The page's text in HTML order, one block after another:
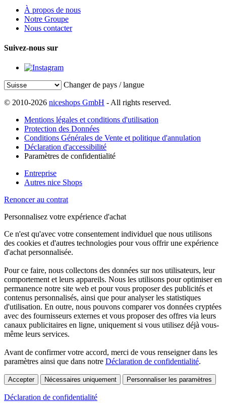
À propos de nous
Notre Groupe
Nous contacter
Suivez-nous sur
Changer de pays / langue
© 2010-2026 niceshops GmbH - All rights reserved.
Mentions légales et conditions d'utilisation
Protection des Données
Conditions Générales de Vente et politique d'annulation
Déclaration d'accessibilité
Paramètres de confidentialité
Entreprise
Autres nice Shops
Renoncer au contrat
Personnalisez votre expérience d'achat
Ce n'est qu'avec votre consentement individuel que nous utilisons
des cookies et d'autres technologies pour vous offrir une expérience
d'achat personnalisée.
Pour ce faire, nous collectons des données sur nos utilisateurs, leur
comportement et leurs appareils. Nous les utilisons pour optimiser en
permanence notre site web et pour vous proposer des publicités et
contenus personnalisés, ainsi que pour analyser les statistiques
d'utilisation. En outre, nous pouvons comparer vos données cryptées
avec des fournisseurs externes et vous proposer des offres via leurs
canaux publicitaires en ligne, uniquement si vous utilisez déjà vous-
même leurs services.
Avant de confirmer votre accord, merci de vous renseigner dans les
paramètres ainsi que dans notre Déclaration de confidentialité.
Accepter Nécessaires uniquement Personnaliser les paramètres
Déclaration de confidentialité